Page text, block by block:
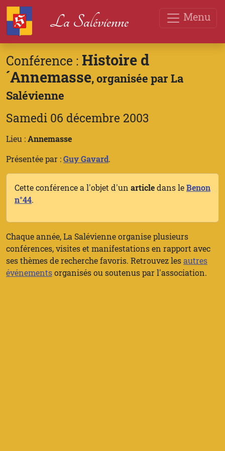
Menu
La Salévienne
Conférence : Histoire d
´Annemasse, organisée par La
Salévienne
Samedi 06 décembre 2003
Lieu :Annemasse
Présentée par :Guy Gavard.
Cette conférence a l'objet d'un articledans leBenon
n°44.
Chaque année, La Salévienne organise plusieurs
conférences, visites et manifestations en rapport avec
ses thèmes de recherche favoris. Retrouvez lesautres
événementsorganisés ou soutenus par l'association.